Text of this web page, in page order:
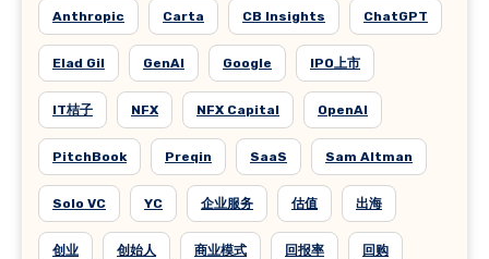
Anthropic Carta CB Insights ChatGPT
Elad Gil GenAI Google IPO上市
IT桔子 NFX NFX Capital OpenAI
PitchBook Preqin SaaS Sam Altman
Solo VC YC 企业服务 估值 出海
创业 创始人 商业模式 回报率 回购